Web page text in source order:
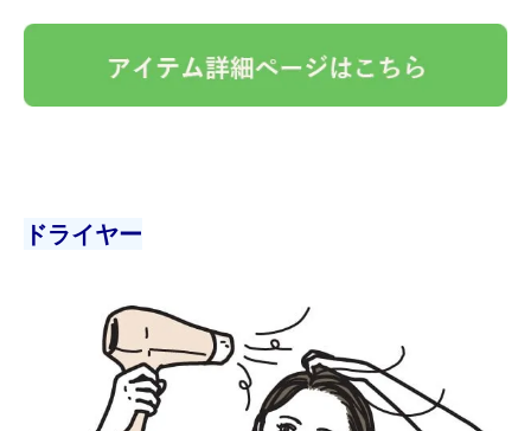
ドライヤー